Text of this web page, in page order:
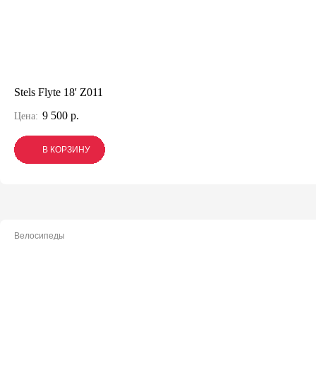
Stels Flyte 18' Z011
Цена: 9 500 р.
В КОРЗИНУ
В КОРЗИНУ
В КОРЗИНУ
Велосипеды